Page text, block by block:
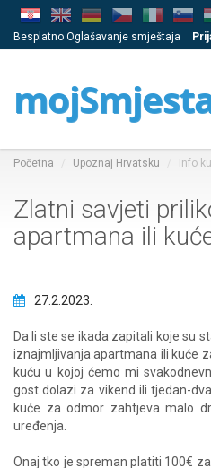
Besplatno Oglašavanje smještaja
Početna Upoznaj Hrvatsku Info
Zlatni savjeti
apartmana ili
27.2.2023.
Da li ste se ikada zapitali koje su
iznajmljivanja apartmana ili kuće
kuću u kojoj ćemo mi
gost dolazi za vikend ili tjedan-
kuće za odmor zahtjeva malo
uređenja.
Onaj tko je spreman platiti 100€